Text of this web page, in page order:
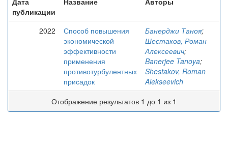
публикации
2022
Способ повышения
экономической
эффективности
применения
противотурбулентных
присадок
Банерджи Таноя;
Шестаков, Роман
Алексеевич;
Banerjee Tanoya;
Shestakov, Roman
Alekseevich
Отображение результатов 1 до 1 из 1